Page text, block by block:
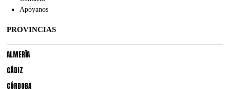
Apóyanos
PROVINCIAS
ALMERÍA
CÁDIZ
CÓRDOBA